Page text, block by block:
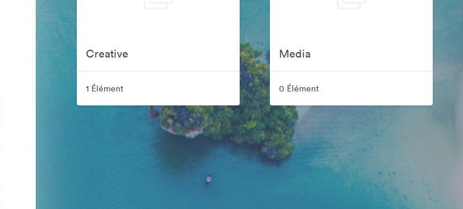
Creative
1 Élément
Media
0 Élément